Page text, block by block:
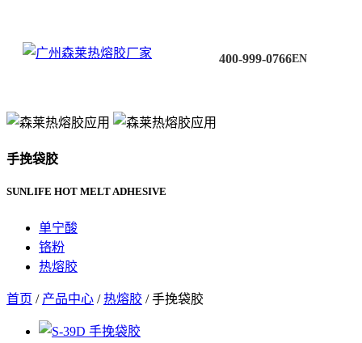
400-999-0766EN
手挽袋胶
SUNLIFE HOT MELT ADHESIVE
单宁酸
铬粉
热熔胶
首页 / 产品中心 /热熔胶 / 手挽袋胶